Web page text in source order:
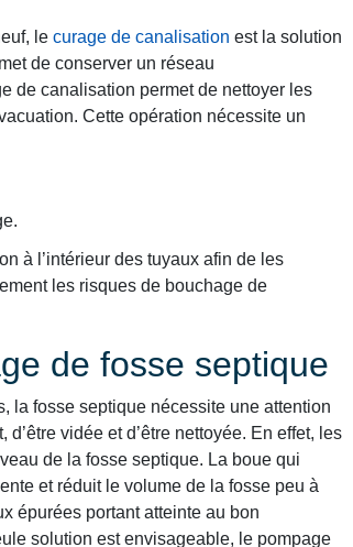
le curage de canalisation est la solution
de conserver un réseau
de canalisation permet de nettoyer les
Cette opération nécessite un
à l’intérieur des tuyaux afin de les
les risques de bouchage de
de fosse septique
la fosse septique nécessite une attention
vidée et d’être nettoyée. En effet, les
de la fosse septique. La boue qui
et réduit le volume de la fosse peu à
épurées portant atteinte au bon
solution est envisageable, le pompage